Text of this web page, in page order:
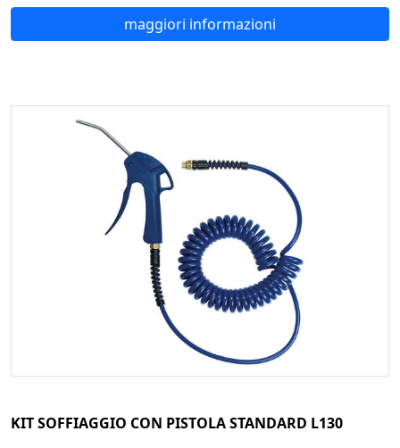
maggiori informazioni
KIT SOFFIAGGIO CON PISTOLA STANDARD L130